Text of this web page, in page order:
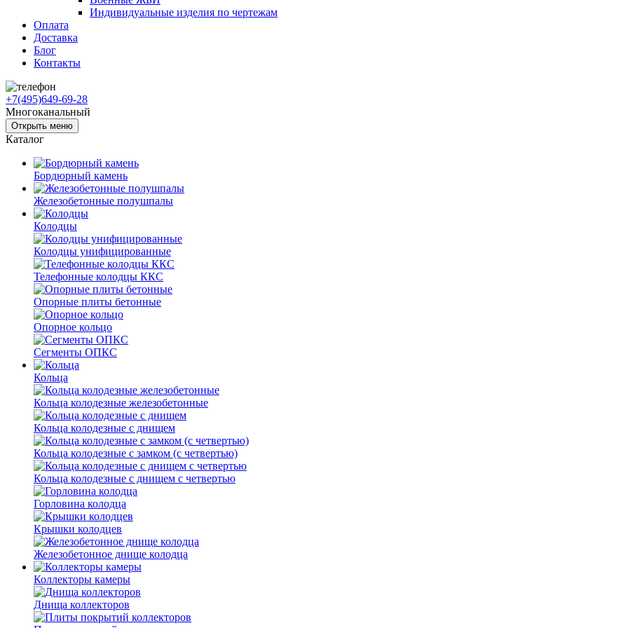
Индивидуальные изделия по чертежам
Оплата
Доставка
Блог
Контакты
+7(495)649-69-28
Многоканальный
Открыть меню
Каталог
Бордюрный камень
Железобетонные полушпалы
Колодцы
Колодцы унифицированные
Телефонные колодцы ККС
Опорные плиты бетонные
Опорное кольцо
Сегменты ОПКС
Кольца
Кольца колодезные железобетонные
Кольца колодезные с днищем
Кольца колодезные с замком (с четвертью)
Кольца колодезные с днищем с четвертью
Горловина колодца
Крышки колодцев
Железобетонное днище колодца
Коллекторы камеры
Днища коллекторов